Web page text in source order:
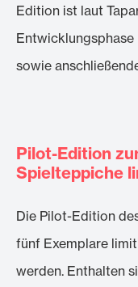
Edition ist laut
sowie
Pilot-Edition
Spielteppiche
Die Pilot-Edition
fünf Exemplare
werden. Enthalten